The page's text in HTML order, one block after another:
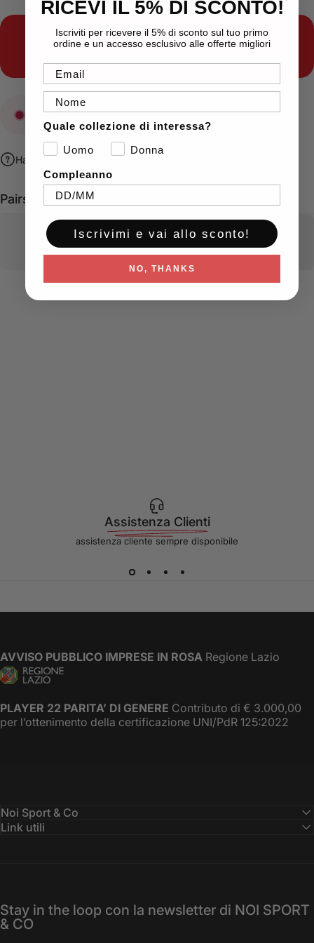
Indecisione sugli acquisti?
Esaurito
Hai bisogno di aiuto?
Pairs well with
Assistenza Clienti
assistenza cliente sempre disponibile
AVVISO PUBBLICO IMPRESE IN ROSA Regione Lazio
PLAYER 22 PARITA’ DI GENERE Contributo di € 3.000,00
per l’ottenimento della certificazione UNI/PdR 125:2022
Noi Sport & Co
Link utili
Stay in the loop con la newsletter di NOI SPORT
& CO
RICEVI IL 5% DI SCONTO!
Iscriviti per ricevere il 5% di sconto sul tuo primo
ordine e un accesso esclusivo alle offerte migliori
Email
Nome
Quale collezione di interessa?
Uomo
Donna
Compleanno
Iscrivimi e vai allo sconto!
NO, THANKS